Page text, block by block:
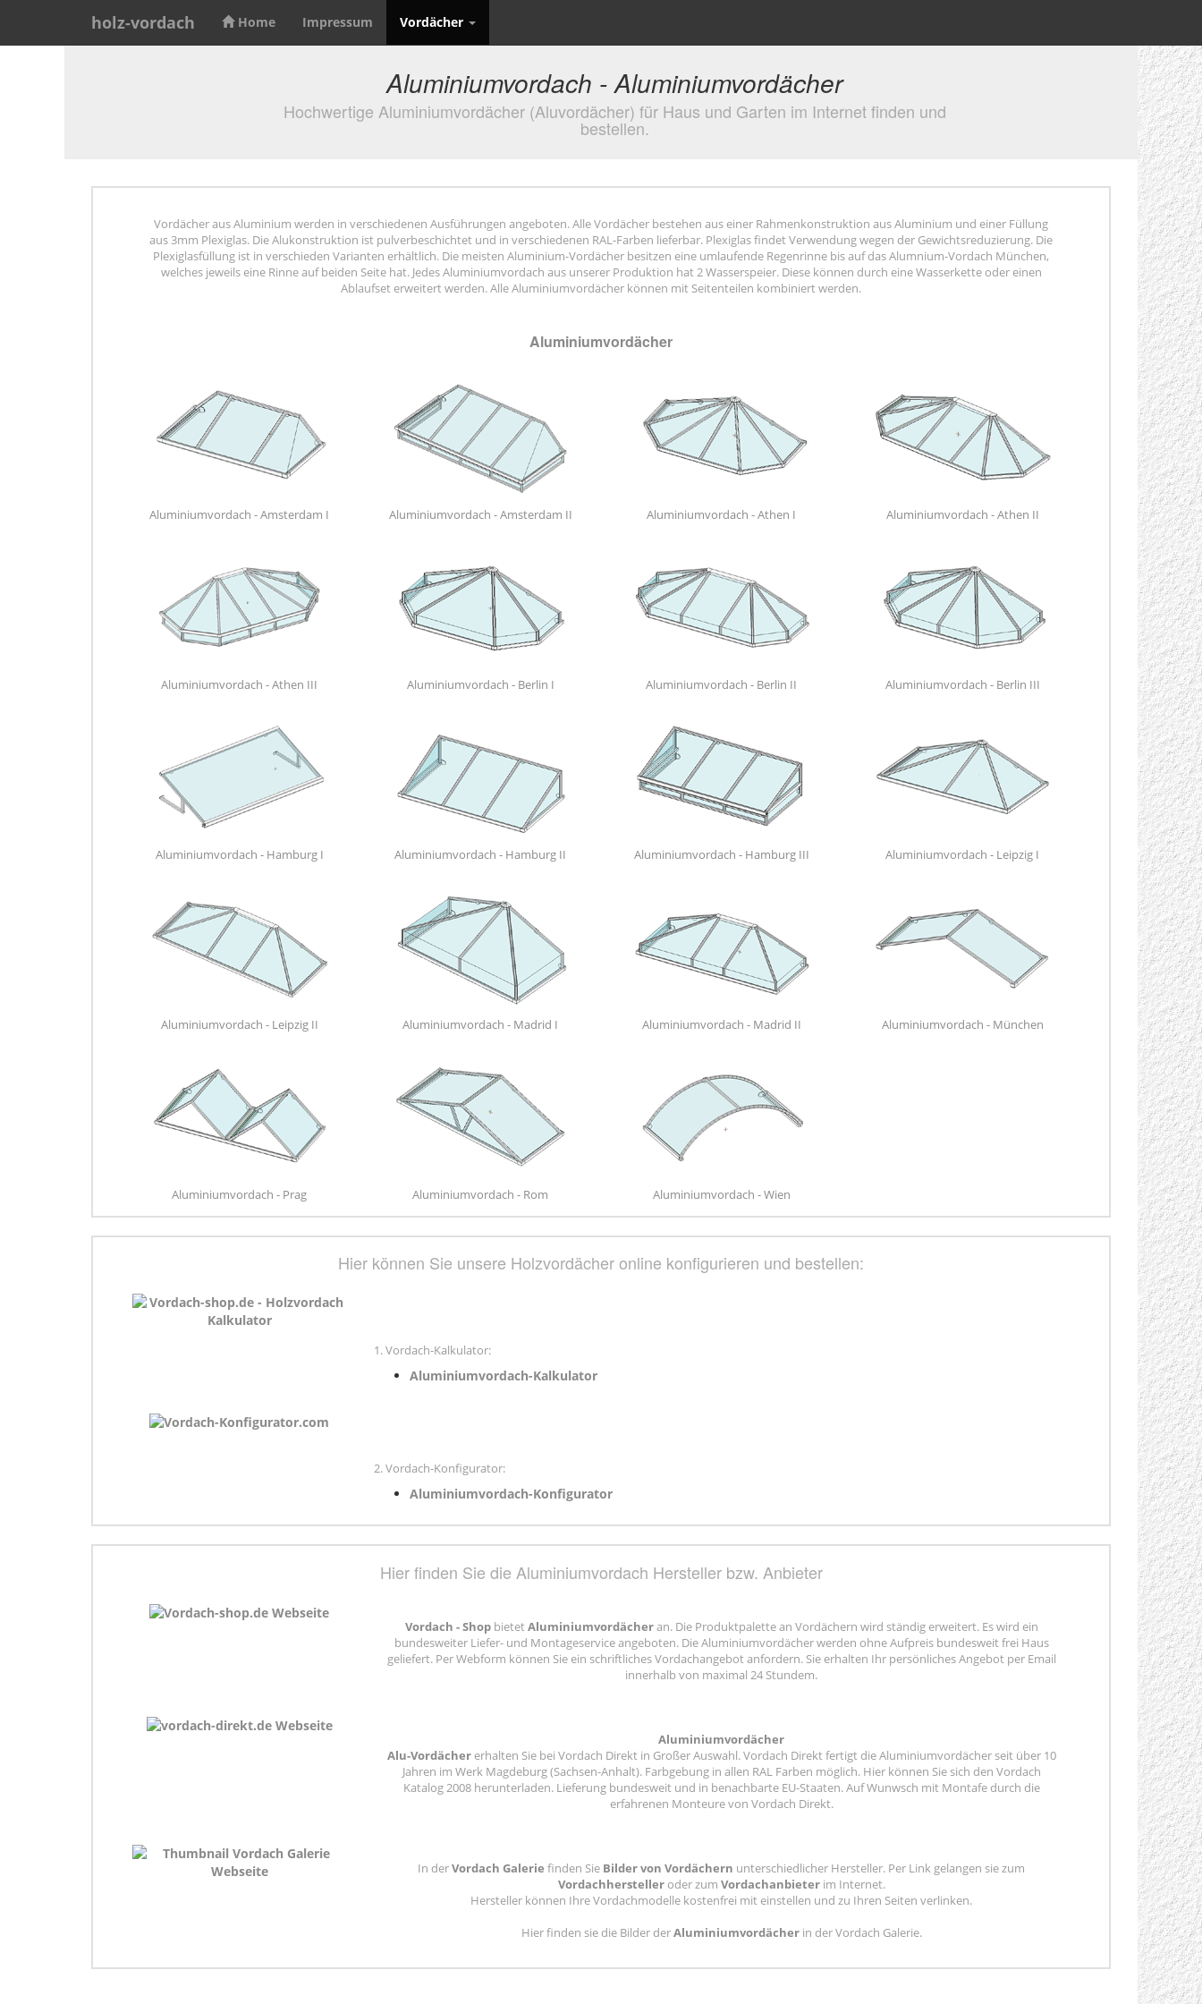
holz-vordach Home Impressum Vordächer
Aluminiumvordach - Aluminiumvordächer
Hochwertige Aluminiumvordächer (Aluvordächer) für Haus und Garten im Internet finden und
bestellen.
Vordächer aus Aluminium werden in verschiedenen Ausführungen angeboten. Alle Vordächer bestehen aus einer Rahmenkonstruktion aus Aluminium und einer Füllung
aus 3mm Plexiglas. Die Alukonstruktion ist pulverbeschichtet und in verschiedenen RAL-Farben lieferbar. Plexiglas findet Verwendung wegen der Gewichtsreduzierung. Die
Plexiglasfüllung ist in verschieden Varianten erhältlich. Die meisten Aluminium-Vordächer besitzen eine umlaufende Regenrinne bis auf das Alumnium-Vordach München,
welches jeweils eine Rinne auf beiden Seite hat. Jedes Aluminiumvordach aus unserer Produktion hat 2 Wasserspeier. Diese können durch eine Wasserkette oder einen
Ablaufset erweitert werden. Alle Aluminiumvordächer können mit Seitenteilen kombiniert werden.
Aluminiumvordächer
Aluminiumvordach - Amsterdam I Aluminiumvordach - Amsterdam II Aluminiumvordach - Athen I Aluminiumvordach - Athen II
Aluminiumvordach - Athen III Aluminiumvordach - Berlin I Aluminiumvordach - Berlin II Aluminiumvordach - Berlin III
Aluminiumvordach - Hamburg I Aluminiumvordach - Hamburg II Aluminiumvordach - Hamburg III Aluminiumvordach - Leipzig I
Aluminiumvordach - Leipzig II Aluminiumvordach - Madrid I Aluminiumvordach - Madrid II Aluminiumvordach - München
Aluminiumvordach - Prag Aluminiumvordach - Rom Aluminiumvordach - Wien
Hier können Sie unsere Holzvordächer online konfigurieren und bestellen:
1. Vordach-Kalkulator:
Aluminiumvordach-Kalkulator
2. Vordach-Konfigurator:
Aluminiumvordach-Konfigurator
Hier finden Sie die Aluminiumvordach Hersteller bzw. Anbieter
Vordach - ShopbietetAluminiumvordächeran. Die Produktpalette an Vordächern wird ständig erweitert. Es wird ein
bundesweiter Liefer- und Montageservice angeboten. Die Aluminiumvordächer werden ohne Aufpreis bundesweit frei Haus
geliefert. Per Webform können Sie ein schriftliches Vordachangebot anfordern. Sie erhalten Ihr persönliches Angebot per Email
innerhalb von maximal 24 Stundem.
Aluminiumvordächer
Alu-Vordächererhalten Sie bei Vordach Direkt in Großer Auswahl. Vordach Direkt fertigt die Aluminiumvordächer seit über 10
Jahren im Werk Magdeburg (Sachsen-Anhalt). Farbgebung in allen RAL Farben möglich. Hier können Sie sich den Vordach
Katalog 2008 herunterladen. Lieferung bundesweit und in benachbarte EU-Staaten. Auf Wunwsch mit Montafe durch die
erfahrenen Monteure von Vordach Direkt.
In derVordach Galerie finden Sie Bilder von Vordächern unterschiedlicher Hersteller. Per Link gelangen sie zum
Vordachherstelleroder zum Vordachanbieterim Internet.
Hersteller können Ihre Vordachmodelle kostenfrei mit einstellen und zu Ihren Seiten verlinken.
Hier finden sie die Bilder derAluminiumvordächerin der Vordach Galerie.